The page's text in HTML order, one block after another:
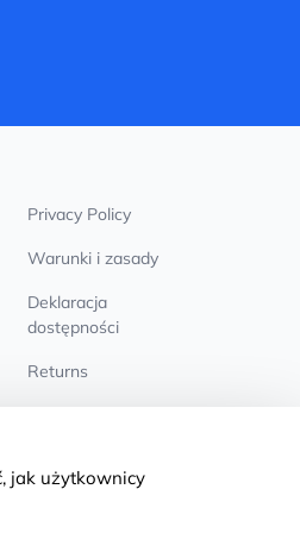
Privacy Policy
Warunki i zasady
Deklaracja
dostępności
Returns
jak użytkownicy